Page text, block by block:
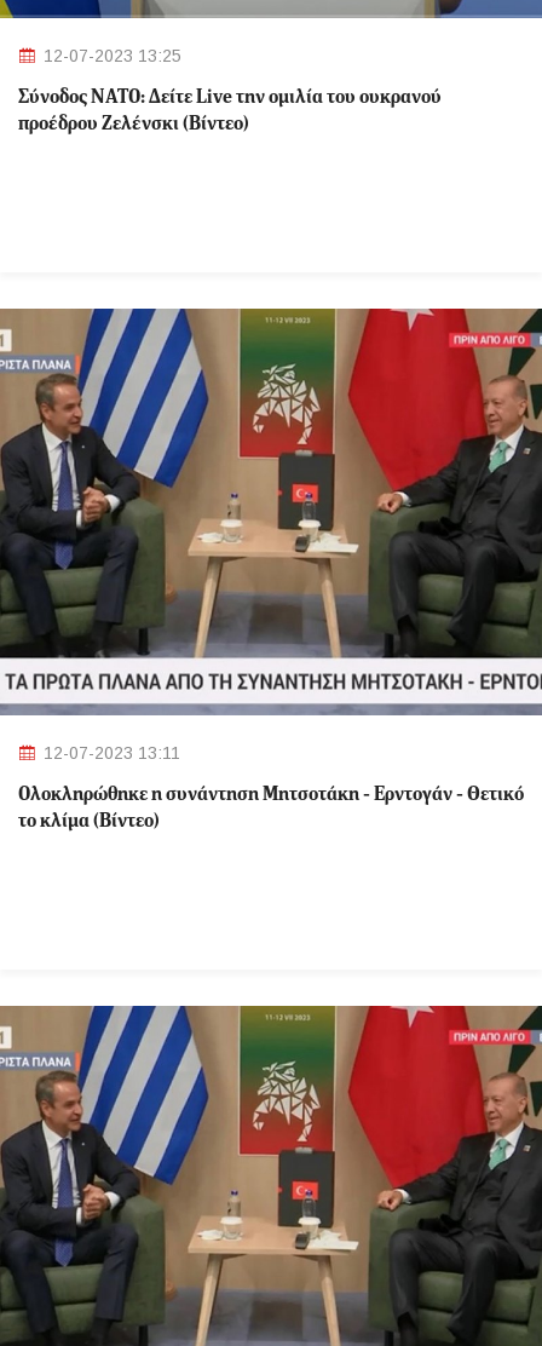
12-07-2023 13:25
Σύνοδος ΝΑΤΟ: Δείτε Live την ομιλία του ουκρανού
προέδρου Ζελένσκι (Βίντεο)
12-07-2023 13:11
Ολοκληρώθηκε η συνάντηση Μητσοτάκη - Ερντογάν - Θετικό
το κλίμα (Βίντεο)